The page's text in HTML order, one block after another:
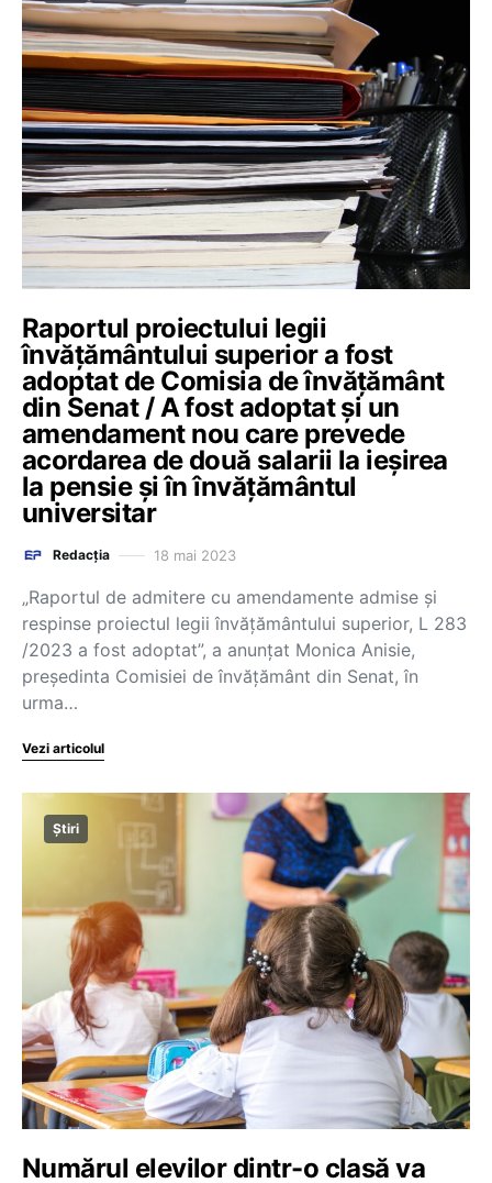
Raportul proiectului legii
învățământului superior a fost
adoptat de Comisia de învățământ
din Senat / A fost adoptat și un
amendament nou care prevede
acordarea de două salarii la ieșirea
la pensie și în învățământul
universitar
Redacția 18 mai 2023
„Raportul de admitere cu amendamente admise și
respinse proiectul legii învățământului superior, L 283
/2023 a fost adoptat”, a anunțat Monica Anisie,
președinta Comisiei de învățământ din Senat, în
urma…
Vezi articolul
Știri
Numărul elevilor dintr-o clasă va